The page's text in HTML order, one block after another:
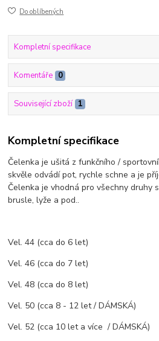
Do oblíbených
Kompletní specifikace
Komentáře 0
Související zboží 1
Kompletní specifikace
Čelenka je ušitá z funkčního /
skvěle odvádí pot, rychle schne a je
Čelenka je vhodná pro všechny druhy
brusle, lyže a pod..
Vel. 44 (cca do 6 let)
Vel. 46 (cca do 7 let)
Vel. 48 (cca do 8 let)
Vel. 50 (cca 8 - 12 let / DÁMSKÁ)
Vel. 52 (cca 10 let a více / DÁMSKÁ)